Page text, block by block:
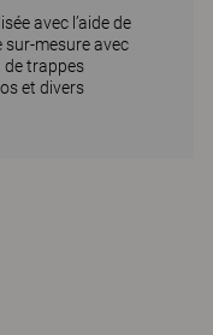
avec l’aide de
sur-mesure avec
de trappes
et divers